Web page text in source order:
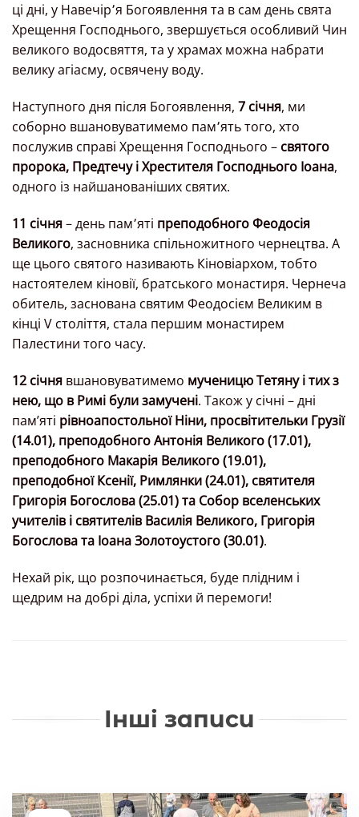
ці дні, у Навечір՚я Богоявлення та в сам день свята
Хрещення Господнього, звершується особливий Чин
великого водосвяття, та у храмах можна набрати
велику агіасму, освячену воду.
Наступного дня після Богоявлення, 7 січня, ми
соборно вшановуватимемо пам՚ять того, хто
послужив справі Хрещення Господнього – святого
пророка, Предтечу і Хрестителя Господнього Іоана,
одного із найшанованіших святих.
11 січня– день пам՚яті преподобного Феодосія
Великого, засновника спільножитного чернецтва. А
ще цього святого називають Кіновіархом, тобто
настоятелем кіновії, братського монастиря. Чернеча
обитель, заснована святим Феодосієм Великим в
кінці V століття, стала першим монастирем
Палестини того часу.
12 січня вшановуватимемо мученицю Тетяну і тих з
нею, що в Римі були замучені. Також у січні – дні
пам’яті рівноапостольної Ніни, просвітительки Грузії
(14.01), преподобного Антонія Великого (17.01),
преподобного Макарія Великого (19.01),
преподобної Ксенії, Римлянки (24.01), святителя
Григорія Богослова (25.01) та Собор вселенських
учителів і святителів Василія Великого, Григорія
Богослова та Іоана Золотоустого (30.01).
Нехай рік, що розпочинається, буде плідним і
щедрим на добрі діла, успіхи й перемоги!
Інші записи